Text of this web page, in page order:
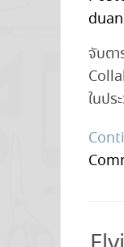
จับตา
ในปร